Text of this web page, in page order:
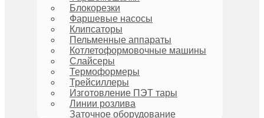
Блокорезки
Фаршевые насосы
Клипсаторы
Пельменные аппараты
Котлетоформовочные машины
Слайсеры
Термоформеры
Трейсиллеры
Изготовление ПЭТ тары
Линии розлива
Заточное оборудование